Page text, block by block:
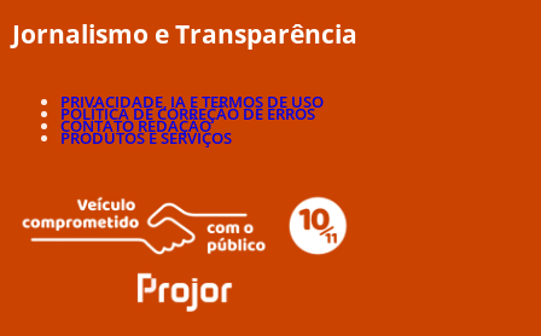
Jornalismo e Transparência
PRIVACIDADE, IA E TERMOS DE USO
POLÍTICA DE CORREÇÃO DE ERROS
CONTATO REDAÇÃO
PRODUTOS E SERVIÇOS